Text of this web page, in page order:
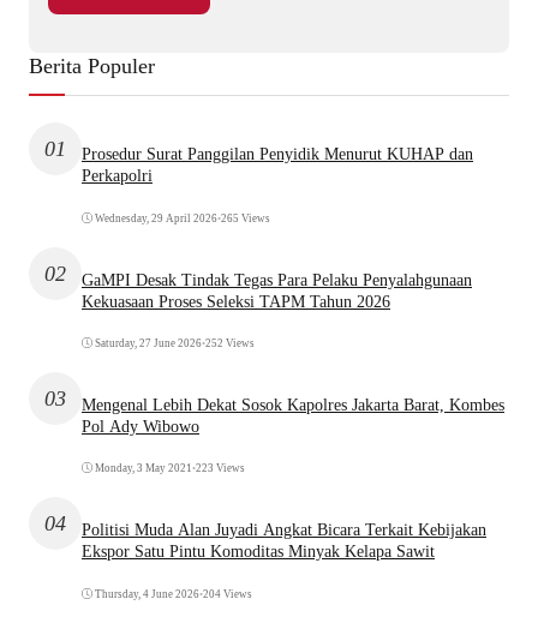
Berita Populer
01
Prosedur Surat Panggilan Penyidik Menurut KUHAP dan
Perkapolri
Wednesday, 29 April 2026•265 Views
02
GaMPI Desak Tindak Tegas Para Pelaku Penyalahgunaan
Kekuasaan Proses Seleksi TAPM Tahun 2026
Saturday, 27 June 2026•252 Views
03
Mengenal Lebih Dekat Sosok Kapolres Jakarta Barat, Kombes
Pol Ady Wibowo
Monday, 3 May 2021 •223 Views
04
Politisi Muda Alan Juyadi Angkat Bicara Terkait Kebijakan
Ekspor Satu Pintu Komoditas Minyak Kelapa Sawit
Thursday, 4 June 2026•204 Views